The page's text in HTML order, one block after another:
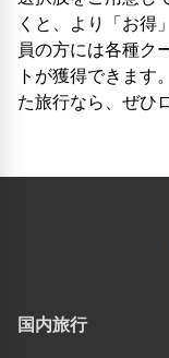
くと、より「お得
員の方には各種ク
トが獲得できます
た旅行なら、ぜひ
国内旅行